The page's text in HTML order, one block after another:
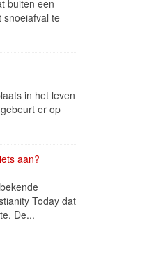
buiten een
snoeiafval te
in het leven
er op
aan?
Today dat
De...